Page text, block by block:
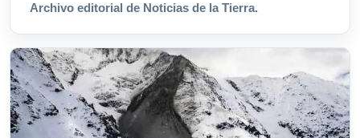
Archivo editorial de Noticias de la Tierra.